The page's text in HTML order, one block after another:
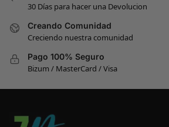
30 Días para hacer una Devolucion
Creando Comunidad
Creciendo nuestra comunidad
Pago 100% Seguro
Bizum / MasterCard / Visa